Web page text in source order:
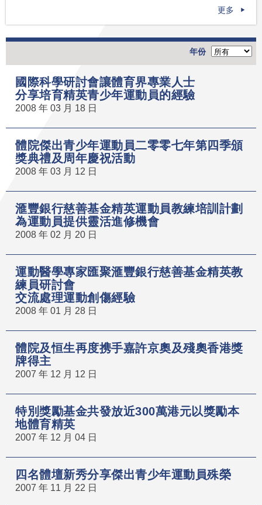
更多
年份
國際科學研討會讓體育界專業人士
分享培育精英青少年運動員的經驗
2008 年 03 月 18 日
體院傑出青少年運動員二零零七年第四季頒
獎典禮及周年慶祝活動
2008 年 03 月 12 日
滙豐銀行慈善基金精英運動員教練培訓計劃
為運動員提供靈活進修機會
2008 年 02 月 20 日
運動醫學專家匯聚滙豐銀行慈善基金精英教
練員研討會
交流處理運動創傷經驗
2008 年 01 月 28 日
體院及恒生再度携手嘉許京奧及殘奧香港獎
牌得主
2007 年 12 月 12 日
特別獎勵基金共發放近300萬港元以獎勵本
地體育精英
2007 年 12 月 04 日
四名體壇新秀分享傑出青少年運動員殊榮
2007 年 11 月 22 日